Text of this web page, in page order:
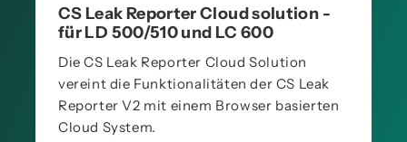
CS Leak Reporter Cloud solution -
für LD 500/510 und LC 600
Die CS Leak Reporter Cloud Solution
vereint die Funktionalitäten der CS Leak
Reporter V2 mit einem Browser basierten
Cloud System.